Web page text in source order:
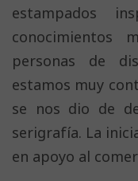
estampados
conocimientos
personas de
estamos muy
se nos dio de
serigrafía. La
en apoyo al